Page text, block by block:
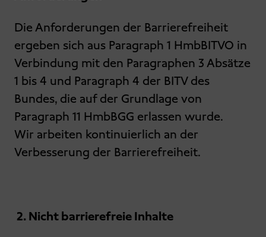
Die Anforderungen der Barrierefreiheit
ergeben sich aus Paragraph 1 HmbBITVO in
Verbindung mit den Paragraphen 3 Absätze
1 bis 4 und Paragraph 4 der BITV des
Bundes, die auf der Grundlage von
Paragraph 11 HmbBGG erlassen wurde.
Wir arbeiten kontinuierlich an der
Verbesserung der Barrierefreiheit.
2. Nicht barrierefreie Inhalte